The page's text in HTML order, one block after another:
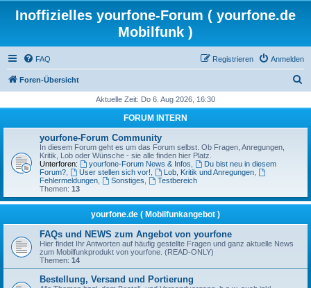
Inoffizielles yourfone-Forum ( yourfone.de
Mobilfunk )
FAQ Anmelden
Registrieren
Foren-Übersicht
h
Aktuelle Zeit: Do 6. Aug 2026, 16:30
FORUM INTERN
yourfone-Forum Community
In diesem Forum geht es um das Forum selbst. Ob Fragen, Anregungen,
Kritik, Lob oder Wünsche - sie alle finden hier Platz.
Unterforen:
yourfone-Forum News & Infos
Du bist neu in diesem
Forum?
User stellen sich vor! Lob, Kritik und Anregungen,
Fehlermeldungen
Sonstiges
Testbereich
Themen: 13
yourfone.de ( Mobilfunkangebot )
FAQs und NEWS zum Angebot von yourfone
Hier findet Ihr Antworten auf häufig gestellte Fragen und ganz aktuelle News
zum Mobilfunkprodukt von yourfone. (READ-ONLY)
Themen: 14
Bestellung, Versand und Portierung